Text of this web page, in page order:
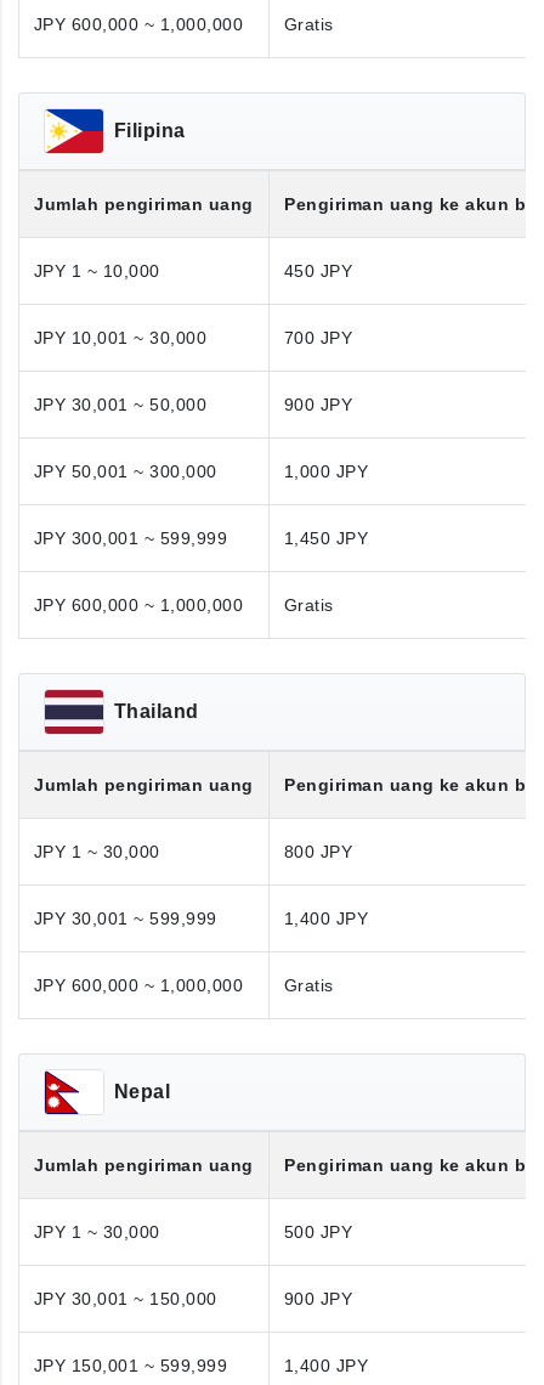
JPY 600,000 ~ 1,000,000 Gratis
Filipina
Jumlah pengiriman uang Pengiriman uang ke akun
JPY 1 ~ 10,000 450 JPY
JPY 10,001 ~ 30,000 700 JPY
JPY 30,001 ~ 50,000 900 JPY
JPY 50,001 ~ 300,000 1,000 JPY
JPY 300,001 ~ 599,999 1,450 JPY
JPY 600,000 ~ 1,000,000 Gratis
Thailand
Jumlah pengiriman uang Pengiriman uang ke akun
JPY 1 ~ 30,000 800 JPY
JPY 30,001 ~ 599,999 1,400 JPY
JPY 600,000 ~ 1,000,000 Gratis
Nepal
Jumlah pengiriman uang Pengiriman uang ke akun
JPY 1 ~ 30,000 500 JPY
JPY 30,001 ~ 150,000 900 JPY
JPY 150,001 ~ 599,999 1,400 JPY